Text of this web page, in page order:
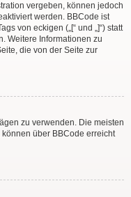
vergeben, können jedoch
werden. BBCode ist
von eckigen („[“ und „]“) statt
Weitere Informationen zu
die von der Seite zur
zu verwenden. Die meisten
über BBCode erreicht